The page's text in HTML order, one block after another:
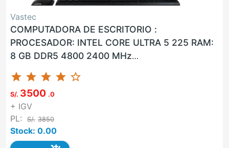
Vastec
COMPUTADORA DE ESCRITORIO :
PROCESADOR: INTEL CORE ULTRA 5 225 RAM:
8 GB DDR5 4800 2400 MHz
ALMACENAMIENTO: 512 GB SSD LAN: SI WLAN:
SI USB: SI VGA: N...
star star star star star_border
S/. 3500 .0
+ IGV
PL:
S/. 3850
Stock: 0.00